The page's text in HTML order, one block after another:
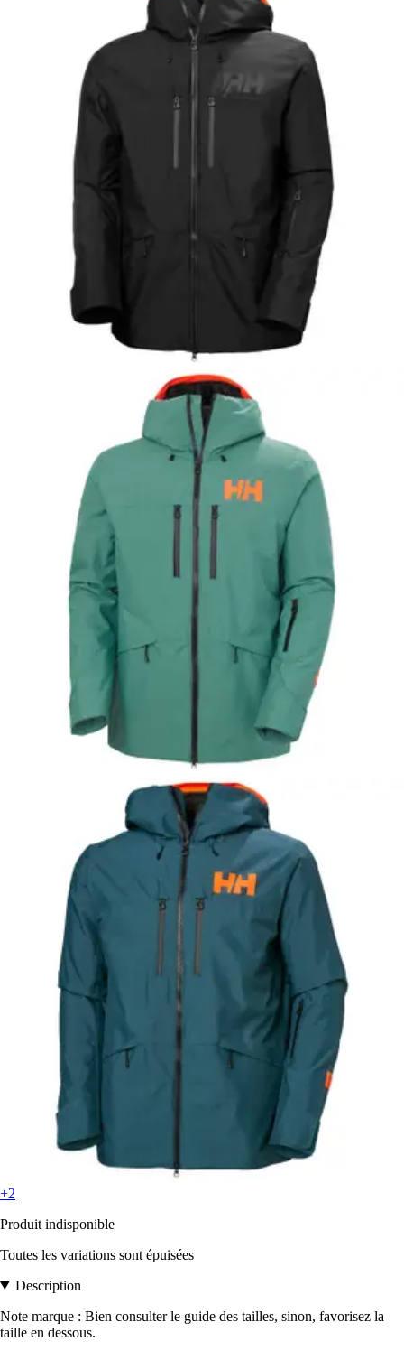
+2
Produit indisponible
Toutes les variations sont épuisées
Description
Note marque : Bien consulter le guide des tailles, sinon, favorisez la
taille en dessous.